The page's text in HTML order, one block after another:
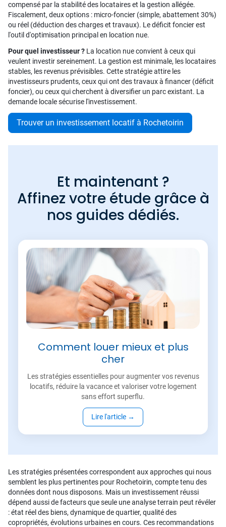
compensé par la stabilité des locataires et la gestion allégée.
Fiscalement, deux options : micro-foncier (simple, abattement 30%)
ou réel (déduction des charges et travaux). Le déficit foncier est
l'outil d'optimisation principal en location nue.
Pour quel investisseur ? La location nue convient à ceux qui
veulent investir sereinement. La gestion est minimale, les locataires
stables, les revenus prévisibles. Cette stratégie attire les
investisseurs prudents, ceux qui ont des travaux à financer (déficit
foncier), ou ceux qui cherchent à diversifier un parc existant. La
demande locale sécurise l'investissement.
Trouver un investissement locatif à Rochetoirin
Et maintenant ?
Affinez votre étude grâce à
nos guides dédiés.
Comment louer mieux et plus
cher
Les stratégies essentielles pour augmenter vos revenus
locatifs, réduire la vacance et valoriser votre logement
sans effort superflu.
Lire l'article →
Les stratégies présentées correspondent aux approches qui nous
semblent les plus pertinentes pour Rochetoirin, compte tenu des
données dont nous disposons. Mais un investissement réussi
dépend aussi de facteurs que seule une analyse terrain peut révéler
: état réel des biens, dynamique de quartier, qualité des
copropriétés, évolutions urbaines en cours. Ces recommandations